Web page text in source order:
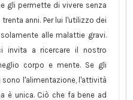
gli permette di vivere senza
anni. Per lui l'utilizzo dei
alle malattie gravi.
invita a ricercare il nostro
corpo e mente. Se gli
l'alimentazione, l'attività
è unica. Ciò che fa bene ad